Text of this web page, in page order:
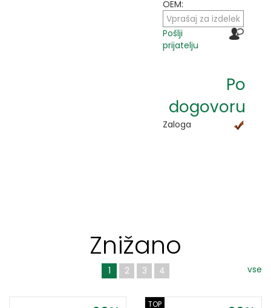
OEM:
Vprašaj za izdelek
Pošlji
prijatelju
Po
dogovoru
Zaloga
Znižano
vse
1 2 3 4
TOP